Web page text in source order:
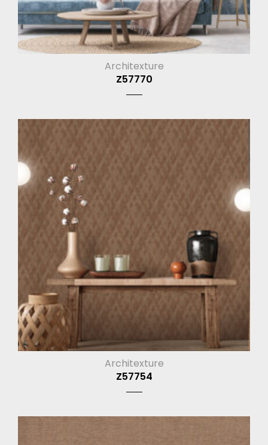
Architexture
Z57770
Architexture
Z57754